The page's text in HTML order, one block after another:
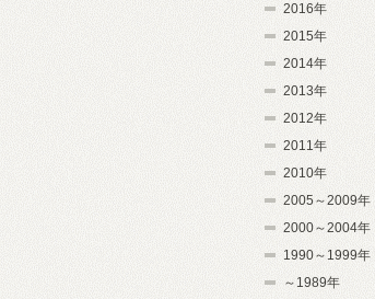
2016年
2015年
2014年
2013年
2012年
2011年
2010年
2005～2009年
2000～2004年
1990～1999年
～1989年